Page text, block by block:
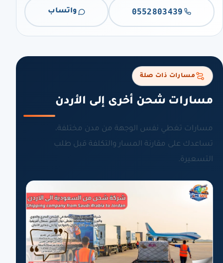
0552803439 واتساب
مسارات ذات صلة
مسارات شحن أخرى إلى الأردن
مسارات تغطي نفس الوجهة من مدن مختلفة،
تساعدك على مقارنة المسار والتكلفة قبل طلب
التسعيرة.